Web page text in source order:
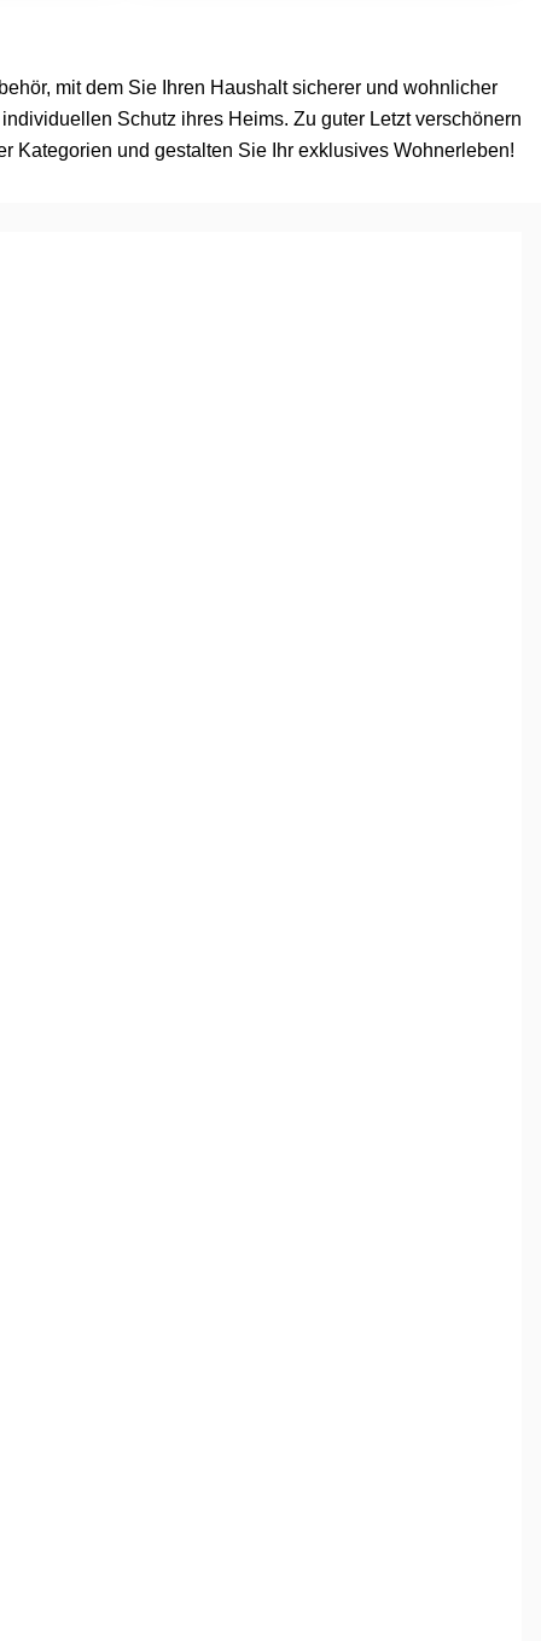
mit dem Sie Ihren Haushalt sicherer und wohnlicher
Schutz ihres Heims. Zu guter Letzt verschönern
Kategorien und gestalten Sie Ihr exklusives Wohnerleben!